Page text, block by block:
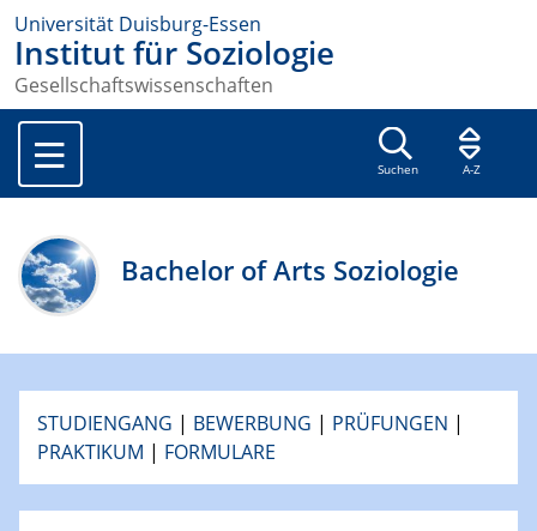
Universität Duisburg-Essen
Institut für Soziologie
Gesellschaftswissenschaften
Suchen A-Z
Bachelor of Arts Soziologie
STUDIENGANG | BEWERBUNG | PRÜFUNGEN |
PRAKTIKUM | FORMULARE